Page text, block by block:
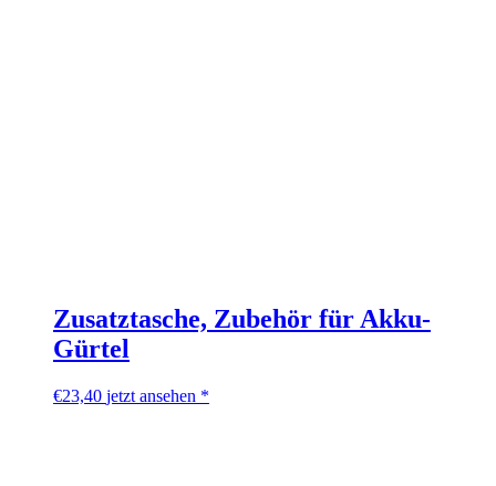
Zusatztasche, Zubehör für Akku-
Gürtel
€23,40 jetzt ansehen *